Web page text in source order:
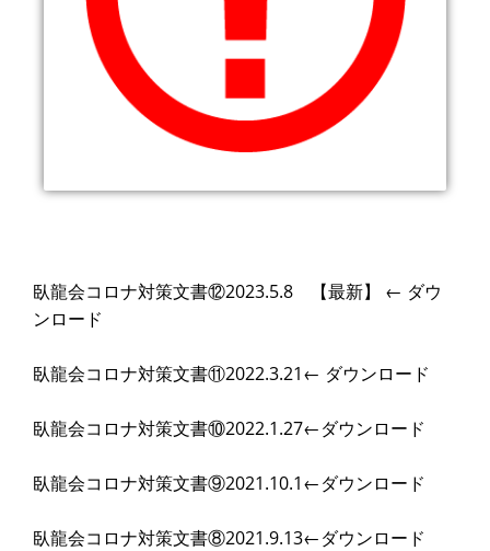
臥龍会コロナ対策文書⑫2023.5.8 【最新】 ← ダウ
ンロード
臥龍会コロナ対策文書⑪2022.3.21← ダウンロード
臥龍会コロナ対策文書⑩2022.1.27←ダウンロード
臥龍会コロナ対策文書⑨2021.10.1←ダウンロード
臥龍会コロナ対策文書⑧2021.9.13←ダウンロード